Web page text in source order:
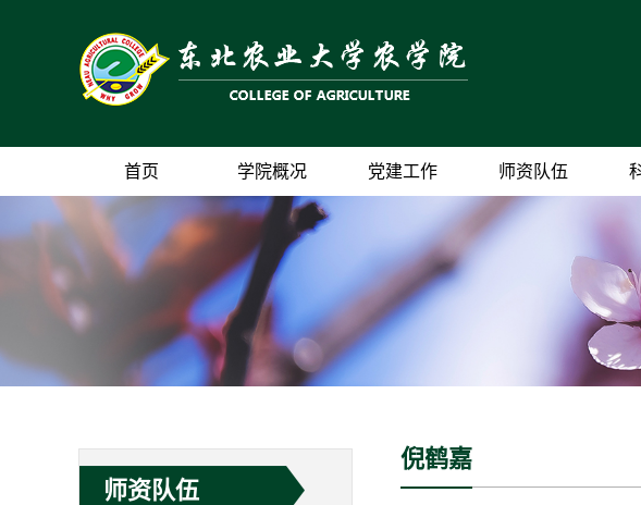
首页 学院概况 党建工作 师资队伍
师资队伍
倪鹤嘉